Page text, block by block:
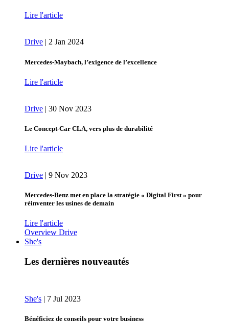
Lire l'article
Drive | 2 Jan 2024
Mercedes-Maybach, l’exigence de l’excellence
Lire l'article
Drive | 30 Nov 2023
Le Concept-Car CLA, vers plus de durabilité
Lire l'article
Drive | 9 Nov 2023
Mercedes-Benz met en place la stratégie « Digital First » pour
réinventer les usines de demain
Lire l'article
Overview Drive
She's
Les dernières nouveautés
She's | 7 Jul 2023
Bénéficiez de conseils pour votre business